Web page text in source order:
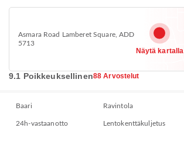
Asmara Road Lamberet Square, ADD
5713
Näytä kartalla
9.1 Poikkeuksellinen88 Arvostelut
Baari Ravintola
24h-vastaanotto Lentokenttäkuljetus